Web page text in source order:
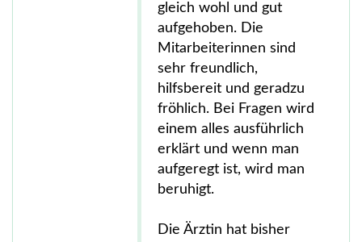
gleich wohl und gut
aufgehoben. Die
Mitarbeiterinnen sind
sehr freundlich,
hilfsbereit und geradzu
fröhlich. Bei Fragen wird
einem alles ausführlich
erklärt und wenn man
aufgeregt ist, wird man
beruhigt.
Die Ärztin hat bisher